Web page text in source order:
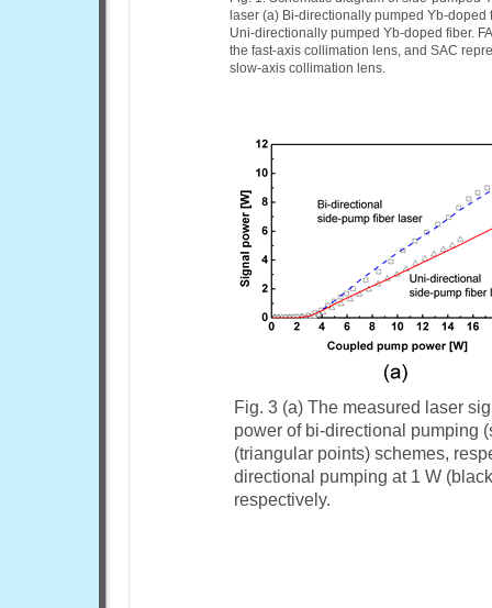
laser (a) Bi-directionally pumped Yb-doped
Uni-directionally pumped Yb-doped fiber.
the fast-axis collimation lens, and SAC
slow-axis collimation lens.
Fig. 3 (a) The measured laser
power of bi-directional pumping
(triangular points) schemes,
directional pumping at 1 W
respectively.